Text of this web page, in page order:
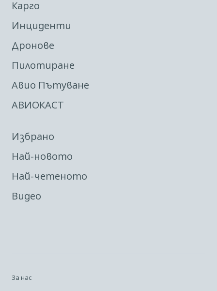
Карго
Инциденти
Дронове
Пилотиране
Авио Пътуване
АВИОКАСТ
Избрано
Най-новото
Най-четеното
Видео
За нас